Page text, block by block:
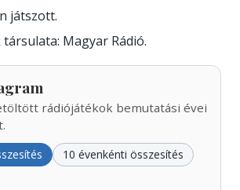
játszott.
Magyar Rádió.
rádiójátékok bemutatási évei
10 évenkénti összesítés